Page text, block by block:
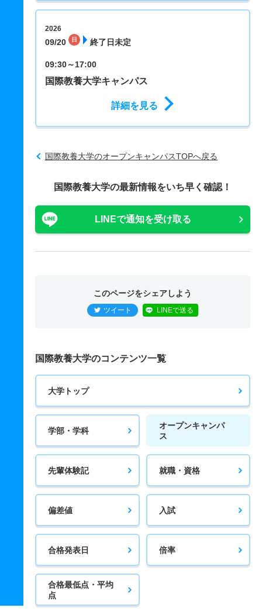
2026
09/20 日 終了日未定
09:30～17:00
国際教養大学キャンパス
詳細を見る
国際教養大学のオープンキャンパスTOPへ戻る
国際教養大学の最新情報をいち早く確認！
LINEで通知を受け取る
このページをシェアしよう
ツイート LINEで送る
国際教養大学のコンテンツ一覧
大学トップ
学部・学科
オープンキャンパ
ス
先輩体験記 就職・資格
偏差値 入試
合格発表日 倍率
合格最低点・平均
点